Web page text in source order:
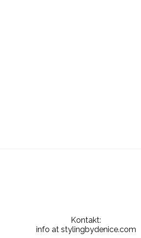
Kontakt:
info at stylingbydenice.com